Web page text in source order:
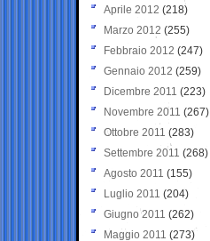
Aprile 2012 (218)
Marzo 2012 (255)
Febbraio 2012 (247)
Gennaio 2012 (259)
Dicembre 2011 (223)
Novembre 2011 (267)
Ottobre 2011 (283)
Settembre 2011 (268)
Agosto 2011 (155)
Luglio 2011 (204)
Giugno 2011 (262)
Maggio 2011 (273)